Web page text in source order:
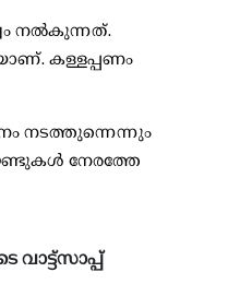
നല്‍കുന്നത്.
കള്ളപ്പണം
നടത്തുന്നെന്നും
നേരത്തേ